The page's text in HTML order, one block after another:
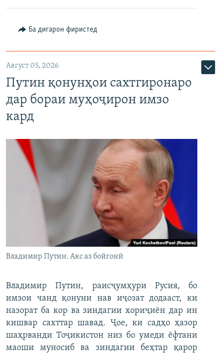
Ба дигарон фиристед
Август 05, 2026
Путин қонунҳои сахтгиронаро
дар бораи муҳоҷирон имзо
кард
Владимир Путин. Акс аз бойгонӣ
Владимир Путин, раисҷумҳури Русия, бо
имзои чанд қонуни нав иҷозат додааст, ки
назорат ба кор ва зиндагии хориҷиён дар ин
кишвар сахттар шавад. Ҷое, ки садҳо ҳазор
шаҳрванди Тоҷикистон низ бо умеди ёфтани
маоши муносиб ва зиндагии беҳтар қарор